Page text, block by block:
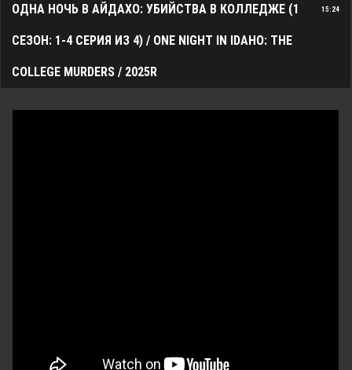
15:24
ОДНА НОЧЬ В АЙДАХО: УБИЙСТВА В КОЛЛЕДЖЕ (1
СЕЗОН: 1-4 СЕРИЯ ИЗ 4) / ONE NIGHT IN IDAHO: THE
COLLEGE MURDERS / 2025R